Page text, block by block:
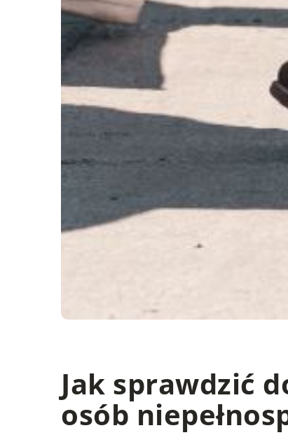
Jak sprawdzić
osób